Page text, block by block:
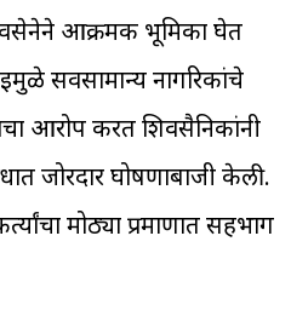
आक्रमक भूमिका घेत
सर्वसामान्य नागरिकांचे
आरोप करत शिवसैनिकांनी
जोरदार घोषणाबाजी केली.
मोठ्या प्रमाणात सहभाग